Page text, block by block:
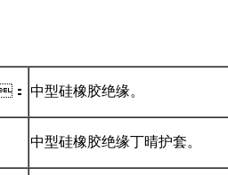
： 中型硅橡胶绝缘。
中型硅橡胶绝缘丁晴护套。